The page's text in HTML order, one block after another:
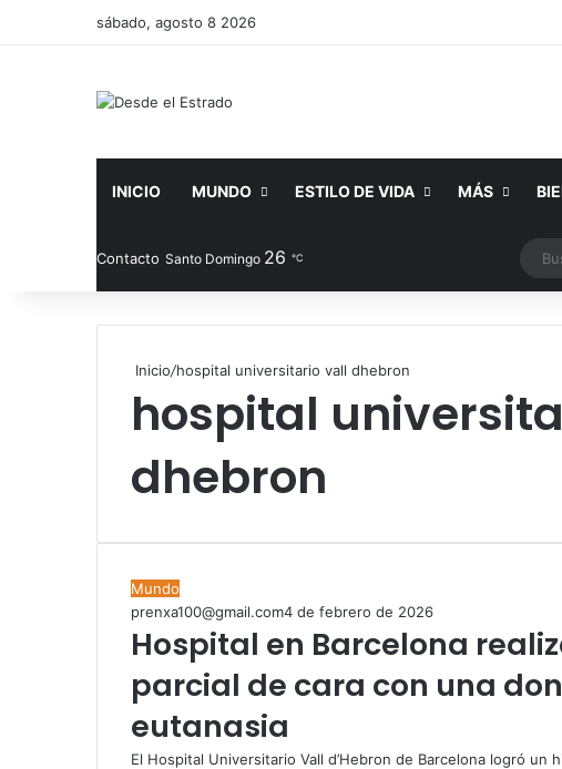
sábado, agosto 8 2026
INICIO MUNDO ESTILO DE VIDA MÁS
Contacto Santo Domingo 26 ℃
Inicio/hospital universitario vall dhebron
hospital
dhebron
Mundo
prenxa100@gmail.com4 de febrero de 2026
Hospital en Barcelona
parcial de cara con una
eutanasia
El Hospital Universitario Vall d’Hebron de Barcelona logró